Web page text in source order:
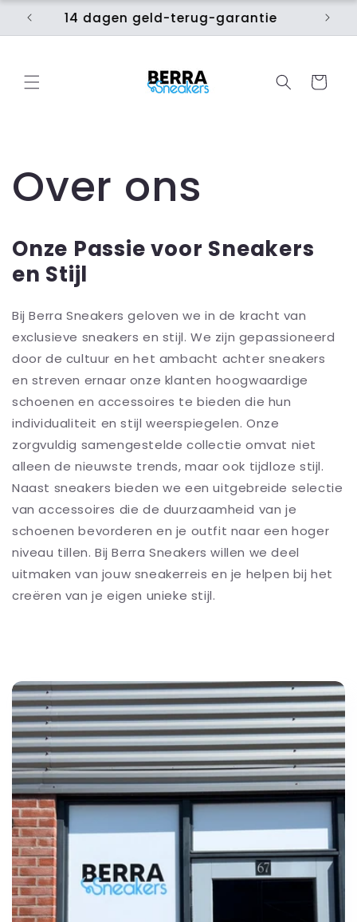
naar de
content
14 dagen geld-terug-garantie
Winkelwagen
Over ons
Onze Passie voor Sneakers
en Stijl
Bij Berra Sneakers geloven we in de kracht van
exclusieve sneakers en stijl. We zijn gepassioneerd
door de cultuur en het ambacht achter sneakers
en streven ernaar onze klanten hoogwaardige
schoenen en accessoires te bieden die hun
individualiteit en stijl weerspiegelen. Onze
zorgvuldig samengestelde collectie omvat niet
alleen de nieuwste trends, maar ook tijdloze stijl.
Naast sneakers bieden we een uitgebreide selectie
van accessoires die de duurzaamheid van je
schoenen bevorderen en je outfit naar een hoger
niveau tillen. Bij Berra Sneakers willen we deel
uitmaken van jouw sneakerreis en je helpen bij het
creëren van je eigen unieke stijl.